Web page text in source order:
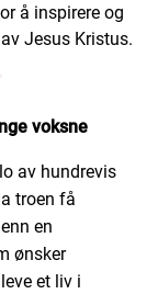
å inspirere og
Jesus Kristus.
voksne
av hundrevis
troen få
en
ønsker
et liv i